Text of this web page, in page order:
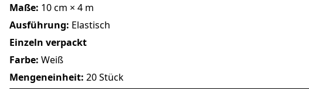
Maße: 10 cm × 4 m
Ausführung: Elastisch
Einzeln verpackt
Farbe: Weiß
Mengeneinheit: 20 Stück